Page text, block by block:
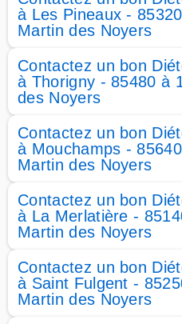
à Les Pineaux -
Martin des Noyers
Contactez un bon
à Thorigny - 85480 à
des Noyers
Contactez un bon
à Mouchamps -
Martin des Noyers
Contactez un bon
à La Merlatière -
Martin des Noyers
Contactez un bon
à Saint Fulgent -
Martin des Noyers